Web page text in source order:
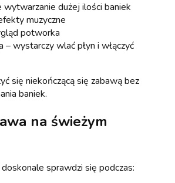
wytwarzanie dużej ilości baniek
muzyczne
potworka
– wystarczy wlać płyn i włączyć
się niekończącą się zabawą bez
baniek.
na świeżym
sprawdzi się podczas: